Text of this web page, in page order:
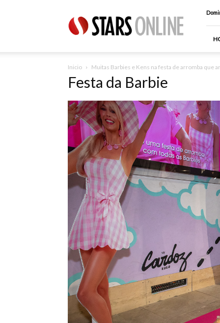
Online
Inicio Muitas Barbies e Kens na festa de arromba que
Festa da Barbie